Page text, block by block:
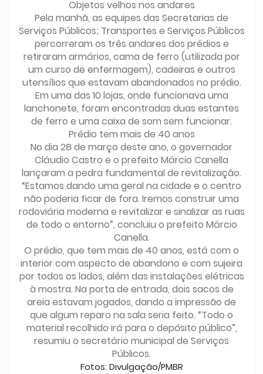
Objetos velhos nos andares
Pela manhã, as equipes das Secretarias de
Serviços Públicos; Transportes e Serviços Públicos
percorreram os três andares dos prédios e
retiraram armários, cama de ferro (utilizada por
um curso de enfermagem), cadeiras e outros
utensílios que estavam abandonados no prédio.
Em uma das 10 lojas, onde funcionava uma
lanchonete, foram encontradas duas estantes
de ferro e uma caixa de som sem funcionar.
Prédio tem mais de 40 anos
No dia 28 de março deste ano, o governador
Cláudio Castro e o prefeito Márcio Canella
lançaram a pedra fundamental de revitalização.
“Estamos dando uma geral na cidade e o centro
não poderia ficar de fora. Iremos construir uma
rodoviária moderna e revitalizar e sinalizar as ruas
de todo o entorno”, concluiu o prefeito Márcio
Canella.
O prédio, que tem mais de 40 anos, está com o
interior com aspecto de abandono e com sujeira
por todos os lados, além das instalações elétricas
à mostra. Na porta de entrada, dois sacos de
areia estavam jogados, dando a impressão de
que algum reparo na sala seria feito. “Todo o
material recolhido irá para o depósito público”,
resumiu o secretário municipal de Serviços
Públicos.
Fotos: Divulgação/PMBR